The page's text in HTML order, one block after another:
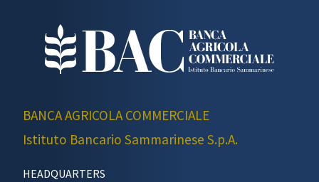
BANCA AGRICOLA COMMERCIALE
Istituto Bancario Sammarinese S.p.A.
HEADQUARTERS